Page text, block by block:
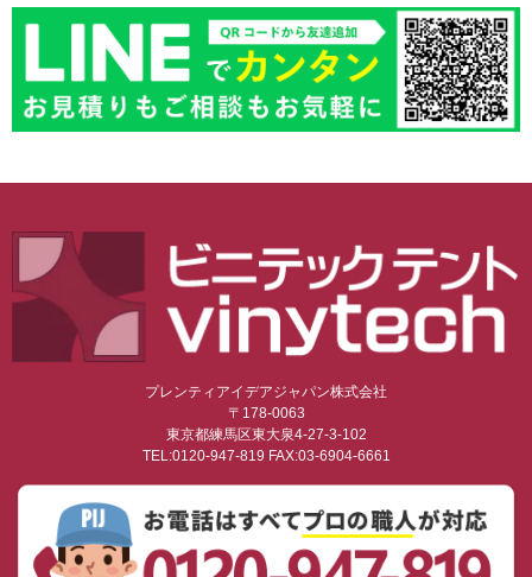
プレンティアイデアジャパン株式会社
〒178-0063
東京都練馬区東大泉4-27-3-102
TEL:0120-947-819 FAX:03-6904-6661